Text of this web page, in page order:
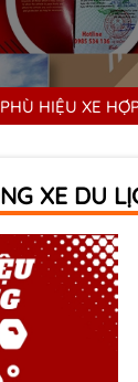
PHÙ HIỆU XE
XE DU